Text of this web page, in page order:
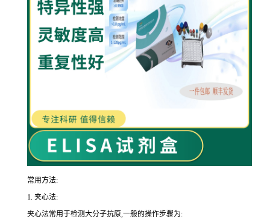
常用方法:
1. 夹心法:
夹心法常用于检测大分子抗原,一般的操作步骤为: